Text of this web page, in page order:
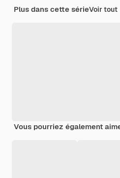
Plus dans cette sérieVoir tout
Vous pourriez également